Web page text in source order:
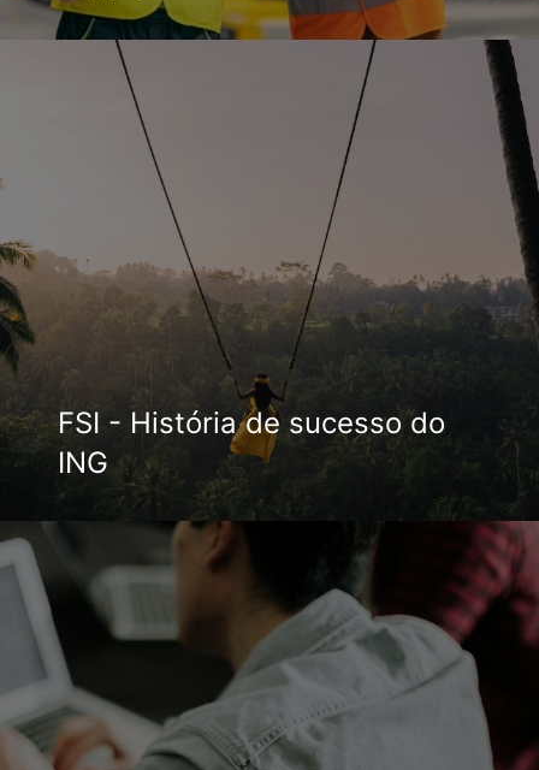
FSI - História de sucesso do
ING